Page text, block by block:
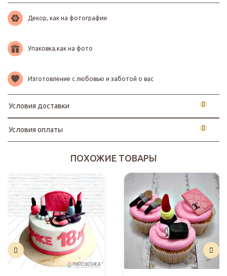
Декор, как на фотографии
Упаковка,как на фото
Изготовление с любовью и заботой о вас
Условия доставки
Условия оплаты
ПОХОЖИЕ ТОВАРЫ